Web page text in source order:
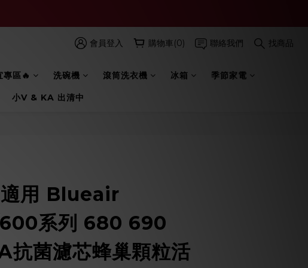
會員登入 購物車(0) 聯絡我們 找商品
專區🔥 洗碗機 滾筒洗衣機 冰箱 季節家電
小V & KA 出清中
用 Blueair
系列 680 690
抗菌濾芯蜂巢顆粒活